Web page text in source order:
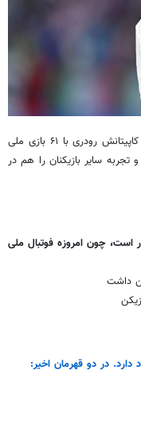
در این مقایسه سخت‌گیرانه، شاید اسپانیا به‌خاطر کاپیتانش رودری با ۶۱ بازی ملی
سایر بازیکنان را هم در
است، چون امروزه فوتبال ملی
در دو قهرمان اخیر: